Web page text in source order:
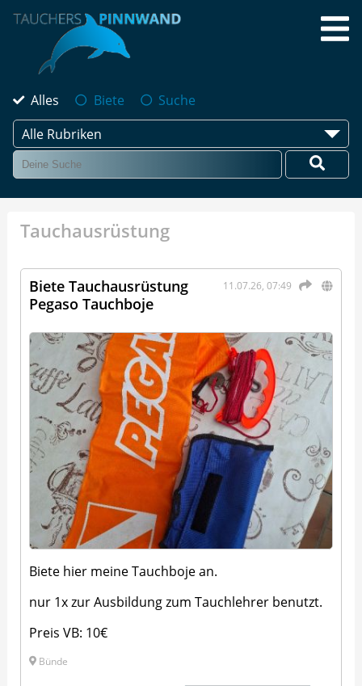
Alles Biete
Suche
Alle Rubriken
Tauchausrüstung
11.07.26, 07:49
Biete Tauchausrüstung
Pegaso Tauchboje
Biete hier meine Tauchboje an.
nur 1x zur Ausbildung zum Tauchlehrer benutzt.
Preis VB: 10€
Bünde